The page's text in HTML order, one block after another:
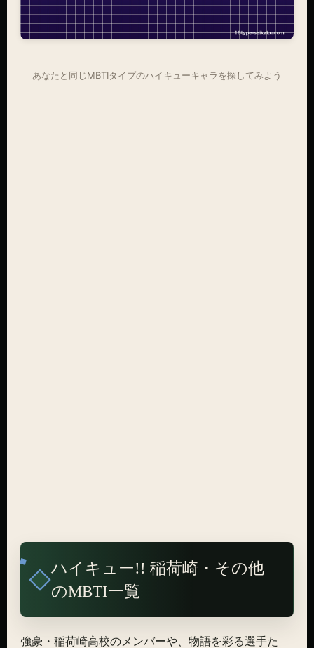
あなたと同じMBTIタイプのハイキューキャラを探してみよう
ハイキュー!! 稲荷崎・その他
のMBTI一覧
強豪・稲荷崎高校のメンバーや、物語を彩る選手た